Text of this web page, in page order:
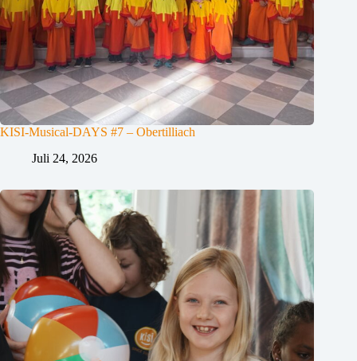
KISI-Musical-DAYS #7 – Obertilliach
Juli 24, 2026